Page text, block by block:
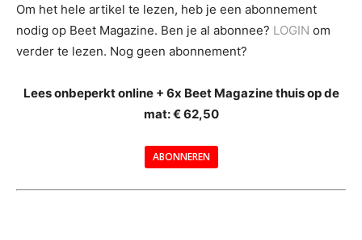
Om het hele artikel te lezen, heb je een abonnement
nodig op Beet Magazine. Ben je al abonnee? LOGIN om
verder te lezen. Nog geen abonnement?
Lees onbeperkt online + 6x Beet Magazine thuis op de
mat: € 62,50
ABONNEREN